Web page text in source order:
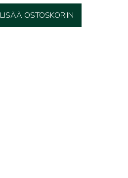
LISÄÄ OSTOSKORIIN